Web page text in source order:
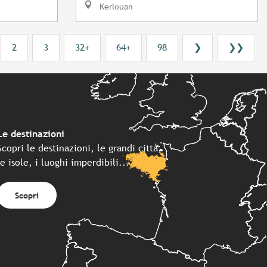
Kerlouan
2 3 32+ 64+ 98 ❯ ❯❯
destinazioni
le destinazioni, le grandi città,
isole, i luoghi imperdibili...
Scopri